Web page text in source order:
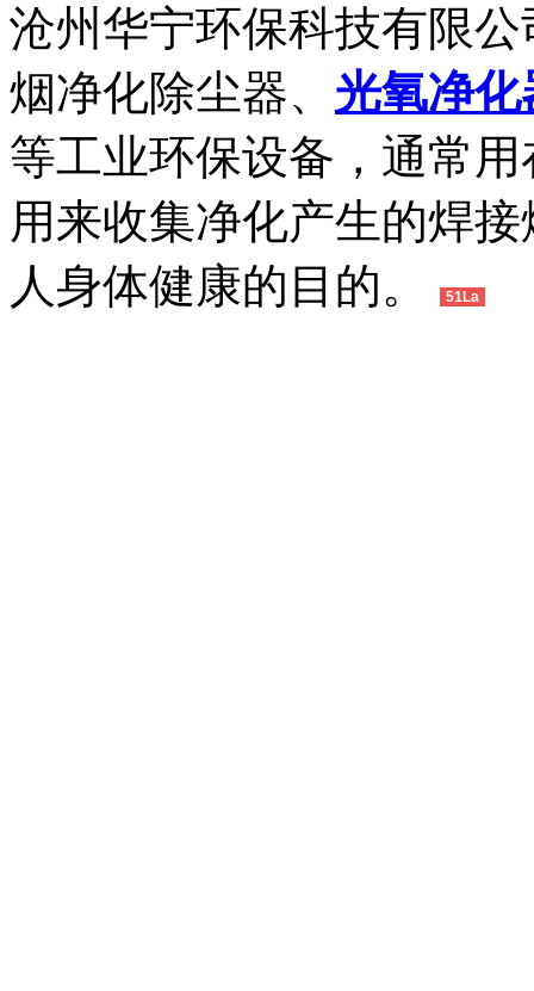
沧州华宁环保科技有限
烟净化除尘器、 光氧净化
等工业环保设备，通常
用来收集净化产生的焊
人身体健康的目的。
51La